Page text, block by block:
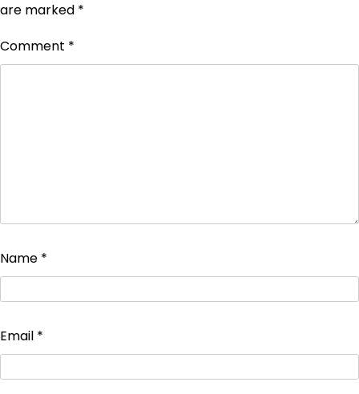
are marked *
Comment *
Name *
Email *